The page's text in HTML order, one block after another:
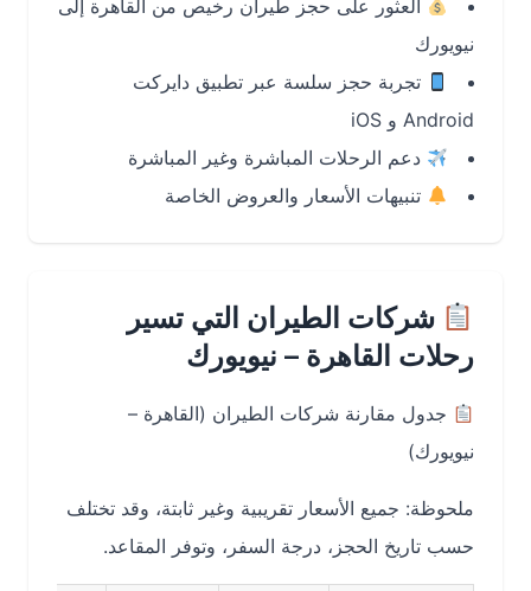
العثور على حجز طيران رخيص من القاهرة إلى
نيويورك
تجربة حجز سلسة عبر تطبيق دايركت
Android و iOS
دعم الرحلات المباشرة وغير المباشرة
تنبيهات الأسعار والعروض الخاصة
شركات الطيران التي تسير
رحلات القاهرة – نيويورك
جدول مقارنة شركات الطيران (القاهرة –
نيويورك)
ملحوظة: جميع الأسعار تقريبية وغير ثابتة، وقد تختلف
حسب تاريخ الحجز، درجة السفر، وتوفر المقاعد.